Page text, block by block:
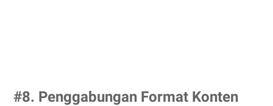
#8. Penggabungan Format Konten